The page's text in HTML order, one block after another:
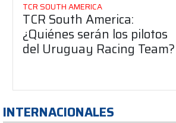
TCR SOUTH AMERICA
TCR South America:
¿Quiénes serán los pilotos
del Uruguay Racing Team?
INTERNACIONALES